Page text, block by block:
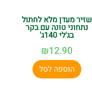
שזיר מעדן מלא לחתול
נתחוני טונה עם בקר
בג'לי 140ג'
₪12.90
הוספה לסל